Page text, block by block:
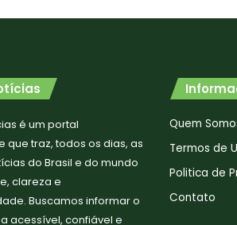
é um portal
que traz, todos os dias, as
do Brasil e do mundo
clareza e
Buscamos informar o
acessível, confiável e
Quem
Termos de
Politica de
Contato